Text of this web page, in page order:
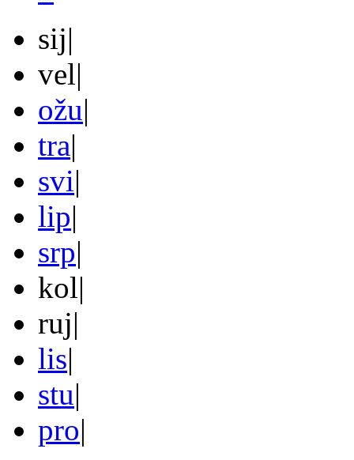
sij|
vel|
ožu|
tra|
svi|
lip|
srp|
kol|
ruj|
lis|
stu|
pro|